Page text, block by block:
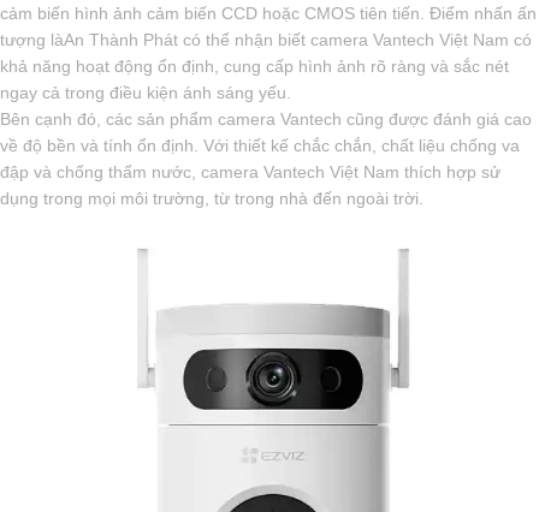
cảm biến hình ảnh cảm biến CCD hoặc CMOS tiên tiến. Điểm nhấn ấn
tượng làAn Thành Phát có thể nhận biết camera Vantech Việt Nam có
khả năng hoạt động ổn định, cung cấp hình ảnh rõ ràng và sắc nét
ngay cả trong điều kiện ánh sáng yếu.
Bên cạnh đó, các sản phẩm camera Vantech cũng được đánh giá cao
về độ bền và tính ổn định. Với thiết kế chắc chắn, chất liệu chống va
đập và chống thấm nước, camera Vantech Việt Nam thích hợp sử
dụng trong mọi môi trường, từ trong nhà đến ngoài trời.